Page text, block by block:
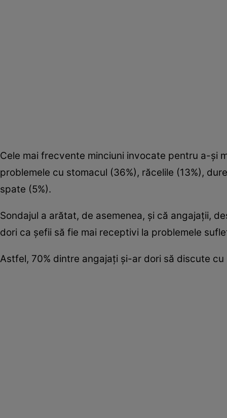
Cele mai frecvente minciuni invocate pentru a-şi
problemele cu stomacul (36%), răcelile (13%),
spate (5%).
Sondajul a arătat, de asemenea, şi că angajaţii,
dori ca şefii să fie mai receptivi la problemele
Astfel, 70% dintre angajaţi şi-ar dori să discute